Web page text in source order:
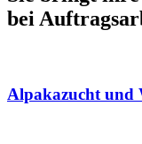
bei
Alpakazucht und